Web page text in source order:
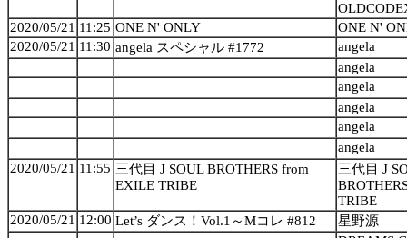
2020/05/21 11:25 ONE N' ONLY
ONE N'
2020/05/21 11:30 angela スペシャル #1772
angela
angela
angela
angela
angela
angela
2020/05/21 11:55 三代目 J SOUL BROTHERS from
EXILE TRIBE
三代目 J
TRIBE
2020/05/21 12:00 Let’s ダンス！Vol.1～Mコレ #812
星野源